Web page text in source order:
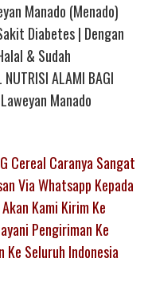
Manado (Menado)
Diabetes | Dengan
& Sudah
ALAMI BAGI
Manado
Cereal Caranya Sangat
Via Whatsapp Kepada
Kami Kirim Ke
Pengiriman Ke
Ke Seluruh Indonesia